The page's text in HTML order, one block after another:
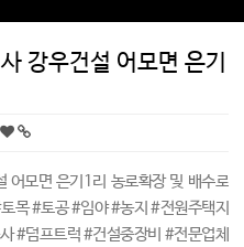
강우건설 어모면 은기
어모면 은기1리 농로확장 및 배수로
목 #토공 #임야 #농지 #전원주택지
#덤프트럭 #건설중장비 #전문업체